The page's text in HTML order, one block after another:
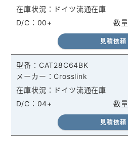
ドイツ流通在庫
00+
見積依頼
CAT28C64BK
Crosslink
ドイツ流通在庫
04+
見積依頼